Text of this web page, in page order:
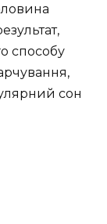
способу
сон